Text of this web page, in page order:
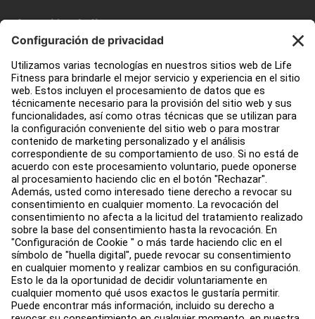
Atención al cliente
Diseño de instalaciones de fitness
Centro de servicios
Centro de Educación
Quiénes somos
Buscar un distribuidor
Encuentra una tienda
Legal
Accesibilidad
Trabaja con nosotros
Iniciar sesión en Facility Connect